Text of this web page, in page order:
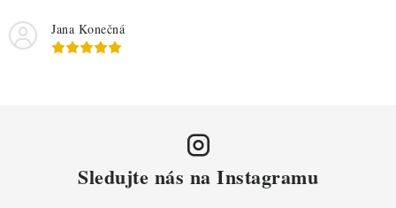
Jana Konečná
Sledujte nás na Instagramu